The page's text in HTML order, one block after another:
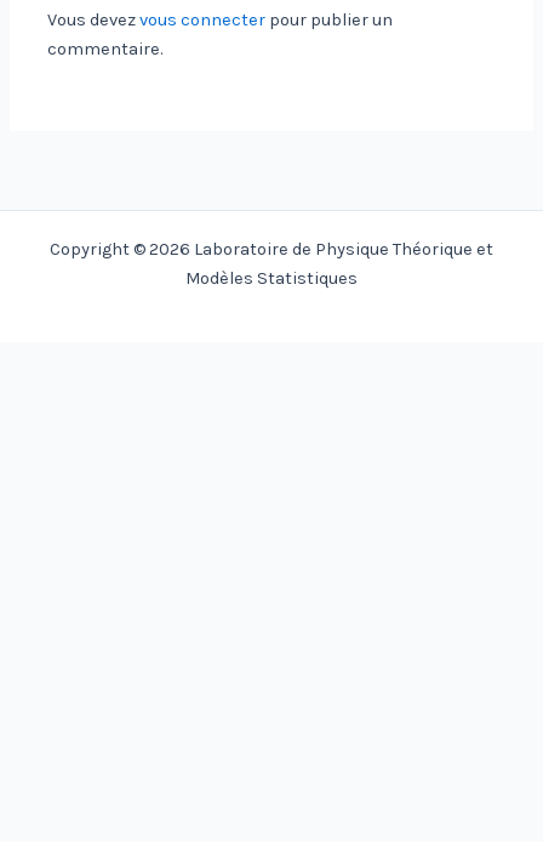
Vous devezvous connecter pour publier un
commentaire.
Copyright © 2026 Laboratoire de Physique Théorique et
Modèles Statistiques